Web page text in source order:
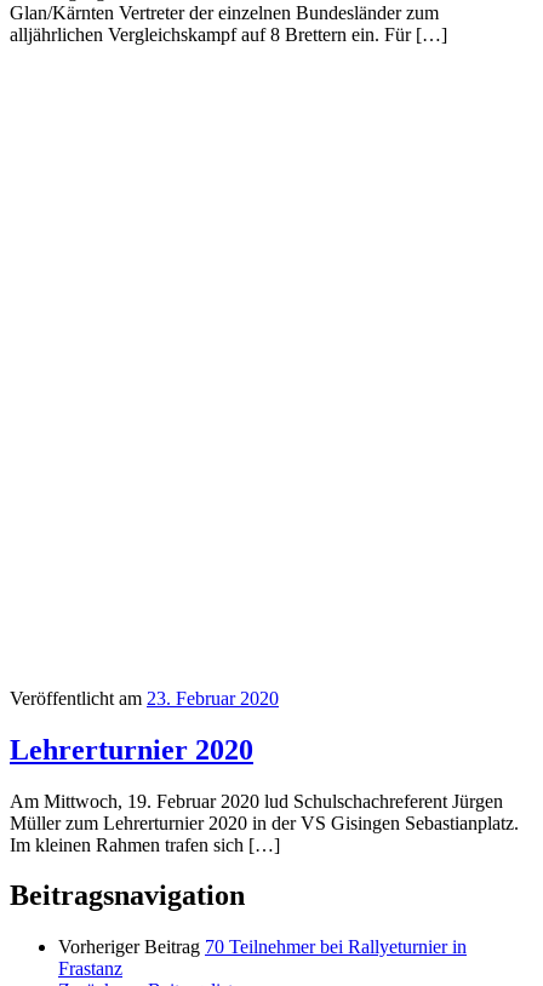
Glan/Kärnten Vertreter der einzelnen Bundesländer zum
alljährlichen Vergleichskampf auf 8 Brettern ein. Für […]
Veröffentlicht am 23. Februar 2020
Lehrerturnier 2020
Am Mittwoch, 19. Februar 2020 lud Schulschachreferent Jürgen
Müller zum Lehrerturnier 2020 in der VS Gisingen Sebastianplatz.
Im kleinen Rahmen trafen sich […]
Beitragsnavigation
Vorheriger Beitrag 70 Teilnehmer bei Rallyeturnier in
Frastanz